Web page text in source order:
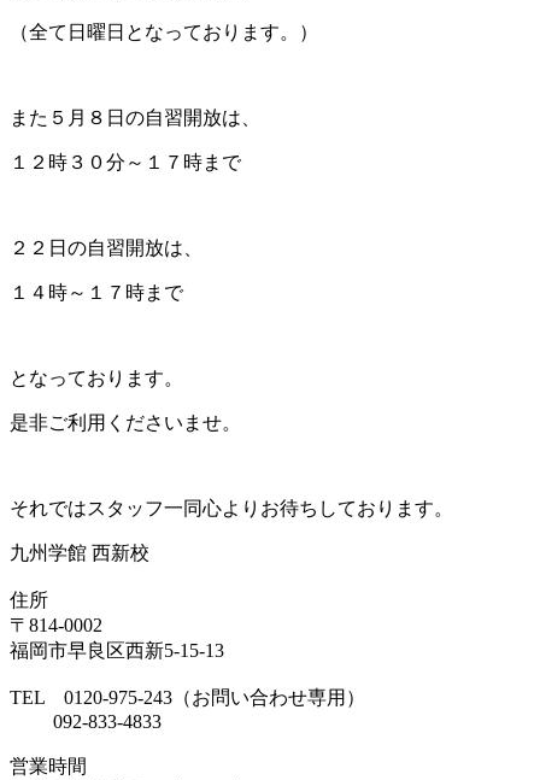
（全て日曜日となっております。）
また５月８日の自習開放は、
１２時３０分～１７時まで
２２日の自習開放は、
１４時～１７時まで
となっております。
是非ご利用くださいませ。
それではスタッフ一同心よりお待ちしております。
九州学館 西新校
住所
〒814-0002
福岡市早良区西新5-15-13
TEL 0120-975-243（お問い合わせ専用）
092-833-4833
営業時間